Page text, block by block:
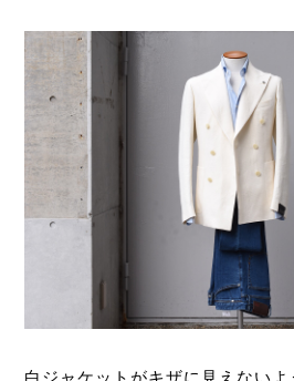
白ジャケットがキザに見えない